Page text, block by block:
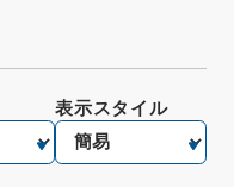
表示スタイル